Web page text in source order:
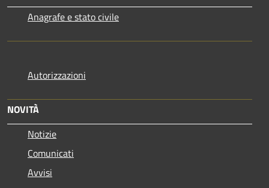
Anagrafe e stato civile
Autorizzazioni
NOVITÀ
Notizie
Comunicati
Avvisi